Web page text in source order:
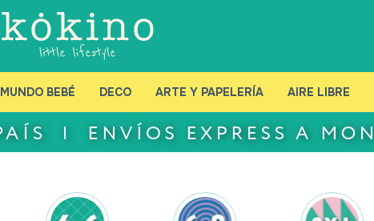
MUNDO BEBÉ DECO ARTE Y PAPELERÍA AIRE LIBRE